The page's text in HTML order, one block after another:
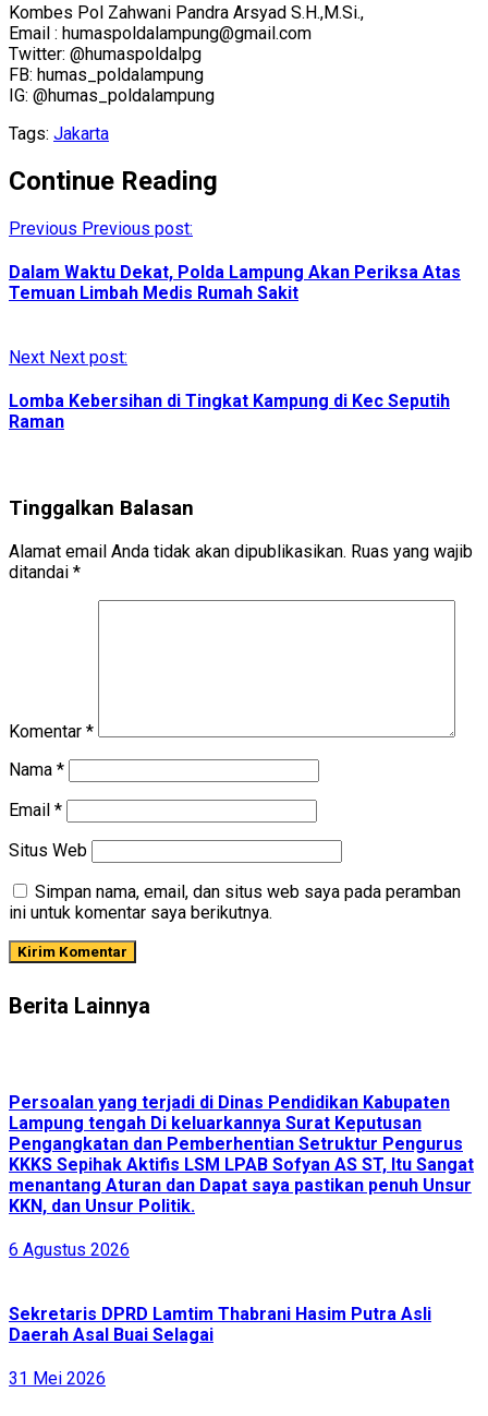
Kombes Pol Zahwani Pandra Arsyad S.H.,M.Si.,
Email : humaspoldalampung@gmail.com
Twitter: @humaspoldalpg
FB: humas_poldalampung
IG: @humas_poldalampung
Tags: Jakarta
Continue Reading
Previous Previous post:
Dalam Waktu Dekat, Polda Lampung Akan Periksa Atas
Temuan Limbah Medis Rumah Sakit
Next Next post:
Lomba Kebersihan di Tingkat Kampung di Kec Seputih
Raman
Tinggalkan Balasan
Alamat email Anda tidak akan dipublikasikan. Ruas yang wajib
ditandai *
Komentar *
Nama *
Email *
Situs Web
Simpan nama, email, dan situs web saya pada peramban
ini untuk komentar saya berikutnya.
Berita Lainnya
Persoalan yang terjadi di Dinas Pendidikan Kabupaten
Lampung tengah Di keluarkannya Surat Keputusan
Pengangkatan dan Pemberhentian Setruktur Pengurus
KKKS Sepihak Aktifis LSM LPAB Sofyan AS ST, Itu Sangat
menantang Aturan dan Dapat saya pastikan penuh Unsur
KKN, dan Unsur Politik.
6 Agustus 2026
Sekretaris DPRD Lamtim Thabrani Hasim Putra Asli
Daerah Asal Buai Selagai
31 Mei 2026